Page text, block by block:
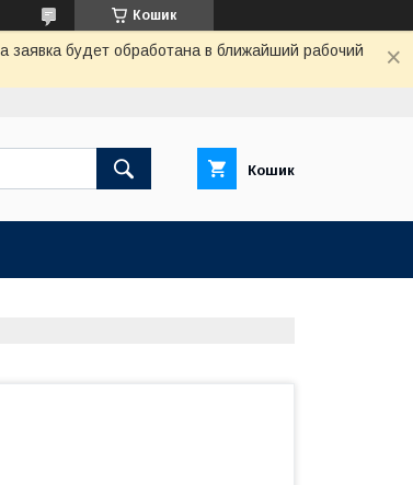
Кошик
заявка будет обработана в ближайший рабочий
Кошик